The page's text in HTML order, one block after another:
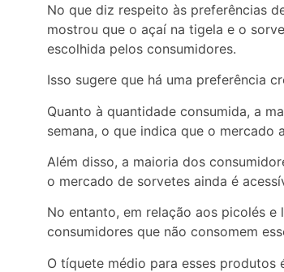
No que diz respeito às preferências
mostrou que o açaí na tigela e o
escolhida pelos consumidores.
Isso sugere que há uma preferência
Quanto à quantidade consumida, a
semana, o que indica que o mercado
Além disso, a maioria dos
o mercado de sorvetes ainda é
No entanto, em relação aos picolés
consumidores que não consomem
O tíquete médio para esses